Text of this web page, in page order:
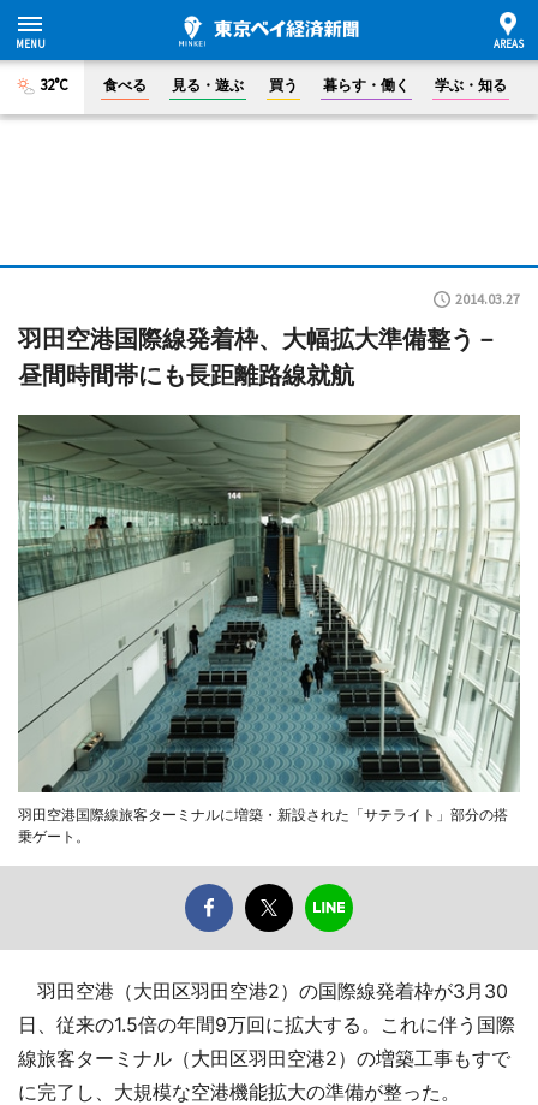
32°C 食べる 見る・遊ぶ 買う 暮らす・働く 学ぶ・知る
2014.03.27
羽田空港国際線発着枠、大幅拡大準備整う－
昼間時間帯にも長距離路線就航
羽田空港国際線旅客ターミナルに増築・新設された「サテライト」部分の搭
乗ゲート。
羽田空港（大田区羽田空港2）の国際線発着枠が3月30
日、従来の1.5倍の年間9万回に拡大する。これに伴う国際
線旅客ターミナル（大田区羽田空港2）の増築工事もすで
に完了し、大規模な空港機能拡大の準備が整った。